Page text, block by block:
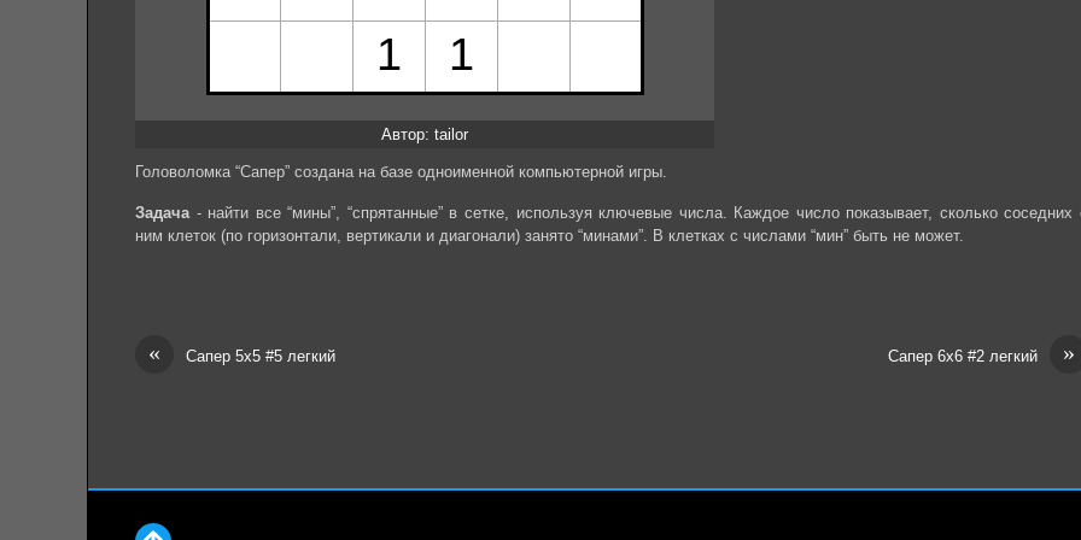
Автор: tailor
Головоломка “Сапер” создана на базе одноименной компьютерной игры.
Задача- найти все “мины”, “спрятанные” в сетке, используя ключевые числа. Каждое число показывает, сколько соседних
ним клеток (по горизонтали, вертикали и диагонали) занято “минами”. В клетках с числами “мин” быть не может.
« Сапер 5х5 #5 легкий »
Сапер 6х6 #2 легкий